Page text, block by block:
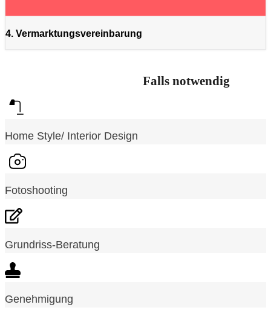
4. Vermarktungsvereinbarung
Falls notwendig
Home Style/ Interior Design
Fotoshooting
Grundriss-Beratung
Genehmigung